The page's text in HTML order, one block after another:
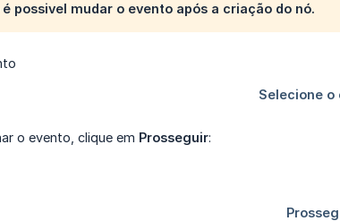
possivel mudar o evento após a criação do nó.
o evento, clique em Prosseguir: